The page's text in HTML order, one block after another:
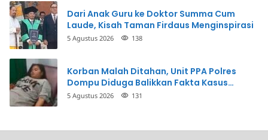
Dari Anak Guru ke Doktor Summa Cum
Laude, Kisah Taman Firdaus Menginspirasi
5 Agustus 2026 138
Korban Malah Ditahan, Unit PPA Polres
Dompu Diduga Balikkan Fakta Kasus
Penganiayaan
5 Agustus 2026 131